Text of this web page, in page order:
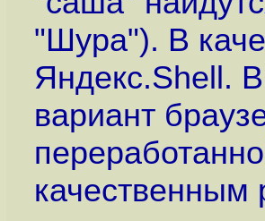
"Шура"). В
Яндекс.Shell.
вариант
качественным